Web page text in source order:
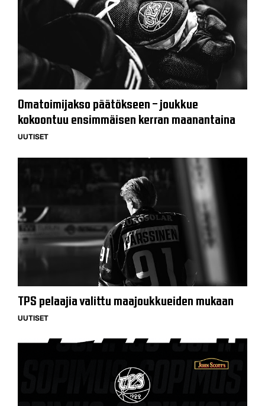
Omatoimijakso päätökseen – joukkue
kokoontuu ensimmäisen kerran maanantaina
UUTISET
TPS pelaajia valittu maajoukkueiden mukaan
UUTISET